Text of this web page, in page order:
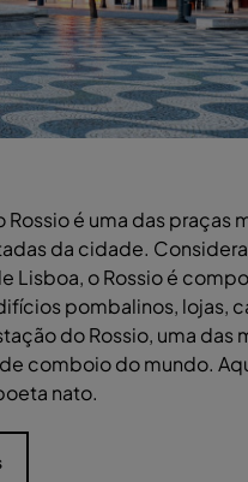
Rossio é uma das praças
da cidade.
Lisboa, o Rossio é
pombalinos, lojas,
do Rossio, uma das
comboio do mundo.
nato.